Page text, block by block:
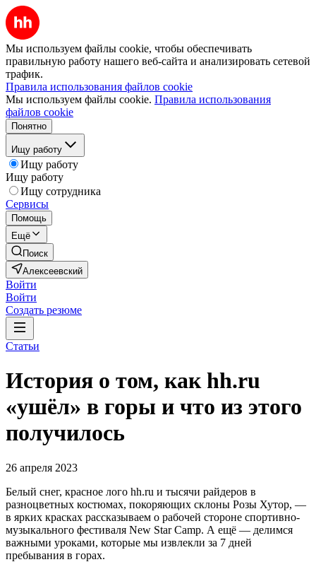
Мы используем файлы cookie, чтобы обеспечивать
правильную работу нашего веб-сайта и анализировать сетевой
трафик.
Правила использования файлов cookie
Мы используем файлы cookie. Правила использования
файлов cookie
Понятно
Ищу работу
Ищу работу
Ищу работу
Ищу сотрудника
Сервисы
Помощь
Ещё
Поиск
Алексеевский
Войти
Войти
Создать резюме
Статьи
История о том, как hh.ru
«ушёл» в горы и что из этого
получилось
26 апреля 2023
Белый снег, красное лого hh.ru и тысячи райдеров в
разноцветных костюмах, покоряющих склоны Розы Хутор, —
в ярких красках рассказываем о рабочей стороне спортивно-
музыкального фестиваля New Star Camp. А ещё — делимся
важными уроками, которые мы извлекли за 7 дней
пребывания в горах.